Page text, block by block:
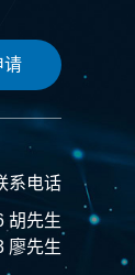
请
系电话
胡先生
廖先生